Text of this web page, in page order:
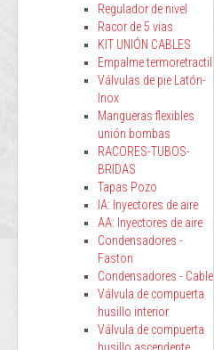
Regulador de nivel
Racor de 5 vias
KIT UNIÓN CABLES
Empalme termoretractil
Válvulas de pie Latón-
Inox
Mangueras flexibles
unión bombas
RACORES-TUBOS-
BRIDAS
Tapas Pozo
IA: Inyectores de aire
AA: Inyectores de aire
Condensadores -
Faston
Condensadores - Cable
Válvula de compuerta
husillo interior
Válvula de compuerta